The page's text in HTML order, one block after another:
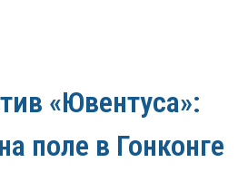
«Ювентуса»:
поле в Гонконге